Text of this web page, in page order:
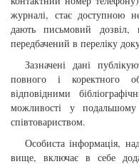
журналі, стає доступною
дають письмовий дозвіл,
передбачений в переліку
Зазначені дані
повного і коректного
відповідними
можливості у
співтовариством.
Особиста інформація,
вище, включає в себе